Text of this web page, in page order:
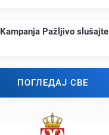
Kampanja Pažljivo slušajtе
ПОГЛЕДАЈ СВЕ